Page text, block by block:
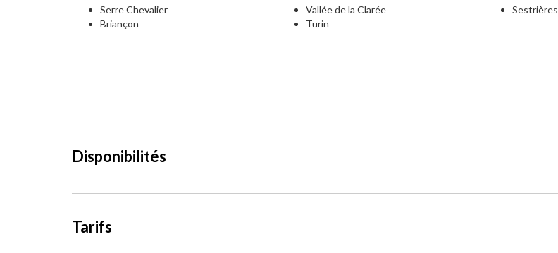
Serre Chevalier
Briançon
Vallée de la Clarée
Turin
Sestrières
Disponibilités
Tarifs